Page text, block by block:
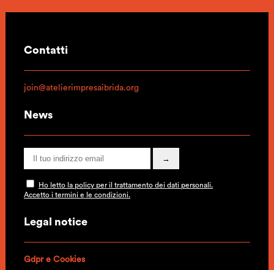
Contatti
join@atelierimpresaibrida.org
News
Ho letto la policy per il trattamento dei dati personali.
Accetto i termini e le condizioni.
Legal notice
Gdpr e Cookies